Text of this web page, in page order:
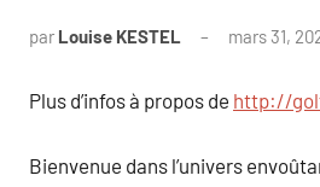
par Louise KESTEL mars 31,
Plus d’infos à propos de http://
Bienvenue dans l’univers